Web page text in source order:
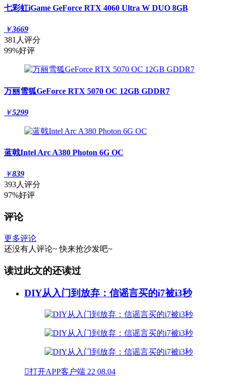
七彩虹iGame GeForce RTX 4060 Ultra W DUO 8GB
￥3669
381人评分
99%好评
万丽雪狐GeForce RTX 5070 OC 12GB GDDR7
￥5299
蓝戟Intel Arc A380 Photon 6G OC
￥839
393人评分
97%好评
评论
更多评论
还没有人评论~ 快来抢沙发吧~
读过此文的还读过
DIY从入门到放弃：信谣言买的i7被i3秒
打开APP客户端 22 08.04